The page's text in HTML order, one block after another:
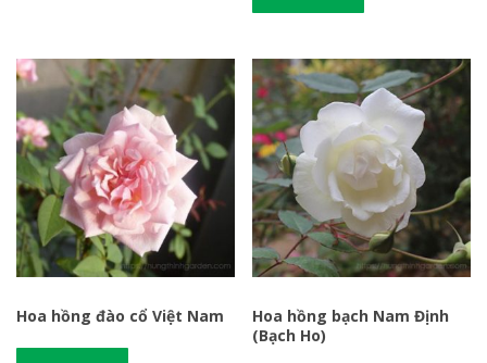
Hoa hồng đào cổ Việt Nam
Hoa hồng bạch Nam Định
(Bạch Ho)